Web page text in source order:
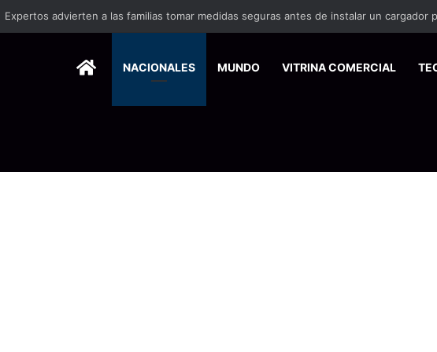
Convenio busca fortalecer los servicios para turistas en puestos fronterizos
HOMENACIONALES MUNDO VITRINA COMERCIAL